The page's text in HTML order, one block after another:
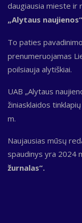
daugiausia mieste ir
„Alytaus
To paties
prenumeruojamas
poilsiauja alytiškiai.
UAB „Alytaus
žiniasklaidos tinklapių
m.
Naujausias mūsų
spaudinys yra 2024
žurnalas“.